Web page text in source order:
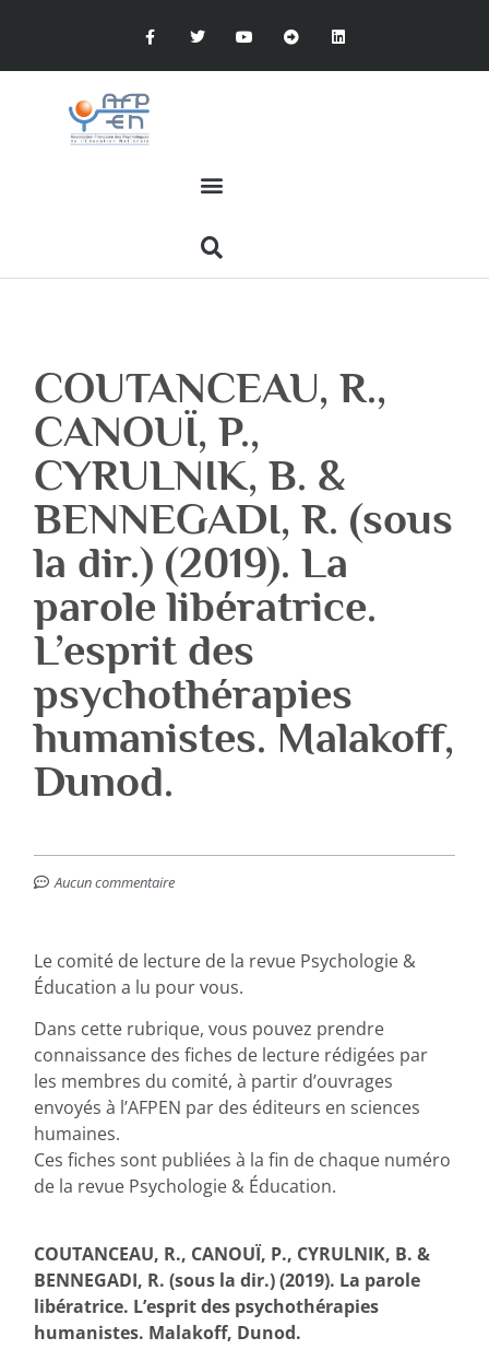
COUTANCEAU, R.,
CANOUÏ, P.,
CYRULNIK, B. &
BENNEGADI, R. (sous
la dir.) (2019). La
parole libératrice.
L’esprit des
psychothérapies
humanistes. Malakoff,
Dunod.
Aucun commentaire
Le comité de lecture de la revue Psychologie &
Éducation a lu pour vous.
Dans cette rubrique, vous pouvez prendre
connaissance des fiches de lecture rédigées par
les membres du comité, à partir d’ouvrages
envoyés à l’AFPEN par des éditeurs en sciences
humaines.
Ces fiches sont publiées à la fin de chaque numéro
de la revue Psychologie & Éducation.
COUTANCEAU, R., CANOUÏ, P., CYRULNIK, B. &
BENNEGADI, R. (sous la dir.) (2019). La parole
libératrice. L’esprit des psychothérapies
humanistes. Malakoff, Dunod.